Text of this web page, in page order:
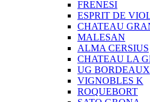
FRENESI
ESPRIT DE
CHATEAU
MALESAN
ALMA CERSIUS
CHATEAU LA
UG BORDEAUX
VIGNOBLES K
ROQUEBORT